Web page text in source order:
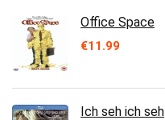
Office Space
€11.99
Ich seh ich seh